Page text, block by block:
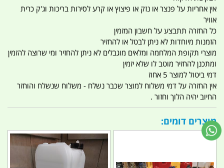
אין אחריות על פנצר או נזק או פיצוץ או קרע לסירות בריכות וג'ק כרית
אוויר
כל החזרה תתבצע על חשבון המזמין
הזמנות מיוחדות לא ניתן לבטל או להחזיר
מוצרי תקופת המלחמה ומלאים מוגבלים לא ניתן להחזיר ומי שרוצה להזמין
ומתכנן להחזיר מוטב לו שלא יזמין
דמי ביטול למוצר 5 אחוז
אין החזרה על דמי משלוח למוצר שכבר נשלח - משלוח שנשלח והוחזר
החיוב יהיה הלוך וחזור .
מוצרים דומים: